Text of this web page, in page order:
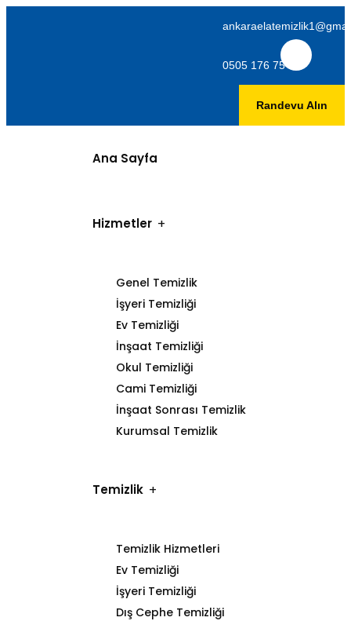
0505 176 75 06
Randevu Alın
Ana Sayfa
Hizmetler
Genel Temizlik
İşyeri Temizliği
Ev Temizliği
İnşaat Temizliği
Okul Temizliği
Cami Temizliği
İnşaat Sonrası Temizlik
Kurumsal Temizlik
Temizlik
Temizlik Hizmetleri
Ev Temizliği
İşyeri Temizliği
Dış Cephe Temizliği